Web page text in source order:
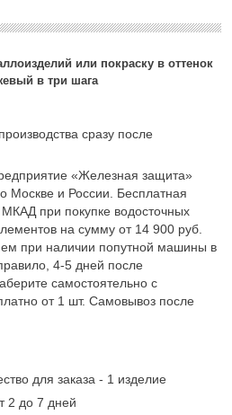
или покраску в оттенок
в три шага
сразу после
«Железная защита»
Москве и России. Бесплатная
МКАД при покупке водосточных
на сумму от 14 900 руб.
при наличии попутной машины в
4-5 дней после
самостоятельно с
от 1 шт. Самовывоз после
для заказа - 1 изделие
2 до 7 дней